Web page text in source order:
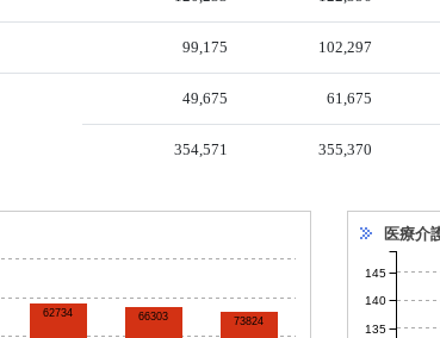
99,175 102,297
49,675 61,675
354,571 355,370
62734 66303 73824
医療介
135
140
145